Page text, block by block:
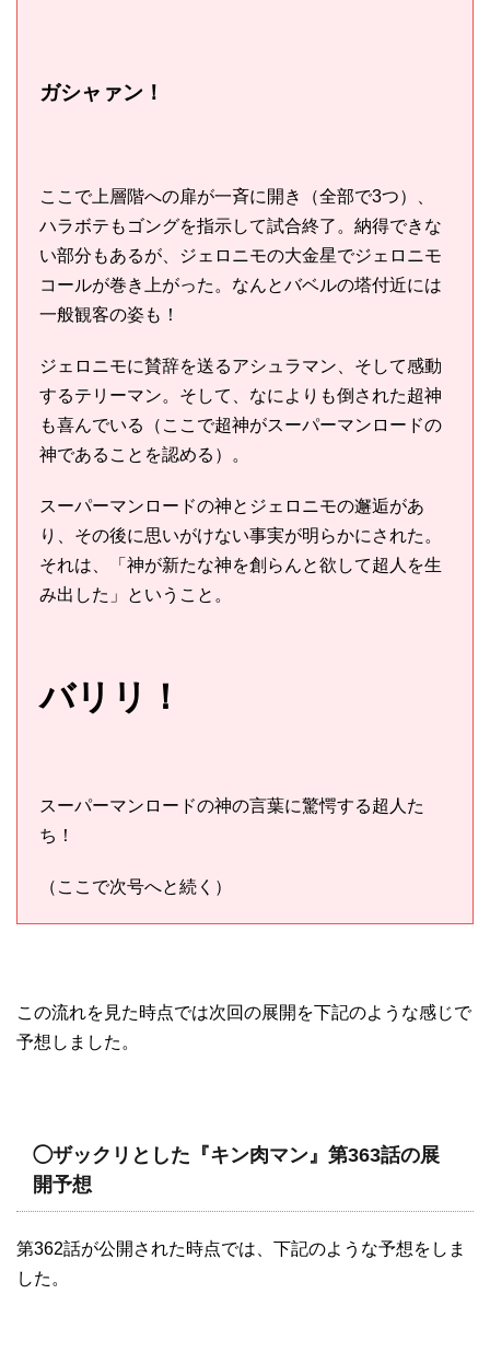
ガシャァン！
ここで上層階への扉が一斉に開き（全部で3つ）、
ハラボテもゴングを指示して試合終了。納得できな
い部分もあるが、ジェロニモの大金星でジェロニモ
コールが巻き上がった。なんとバベルの塔付近には
一般観客の姿も！
ジェロニモに賛辞を送るアシュラマン、そして感動
するテリーマン。そして、なによりも倒された超神
も喜んでいる（ここで超神がスーパーマンロードの
神であることを認める）。
スーパーマンロードの神とジェロニモの邂逅があ
り、その後に思いがけない事実が明らかにされた。
それは、「神が新たな神を創らんと欲して超人を生
み出した」ということ。
バリリ！
スーパーマンロードの神の言葉に驚愕する超人た
ち！
（ここで次号へと続く）
この流れを見た時点では次回の展開を下記のような感じで
予想しました。
◯ザックリとした『キン肉マン』第363話の展
開予想
第362話が公開された時点では、下記のような予想をしま
した。